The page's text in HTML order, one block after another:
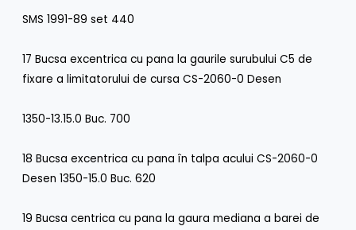
SMS 1991-89 set 440
17 Bucsa excentrica cu pana la gaurile surubului C5 de
fixare a limitatorului de cursa CS-2060-0 Desen
1350-13.15.0 Buc. 700
18 Bucsa excentrica cu pana în talpa acului CS-2060-0
Desen 1350-15.0 Buc. 620
19 Bucsa centrica cu pana la gaura mediana a barei de